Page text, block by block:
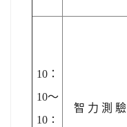
10：
10～
10：
智 力 測 驗